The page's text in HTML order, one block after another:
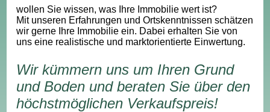
wollen Sie wissen, was Ihre Immobilie wert ist?
Mit unseren Erfahrungen und Ortskenntnissen schätzen
wir gerne Ihre Immobilie ein. Dabei erhalten Sie von
uns eine realistische und marktorientierte Einwertung.
Wir kümmern uns um Ihren Grund
und Boden und beraten Sie über den
höchstmöglichen Verkaufspreis!